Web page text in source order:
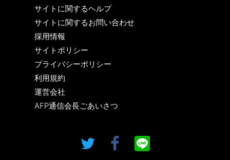
サイトに関するヘルプ
サイトに関するお問い合わせ
採用情報
サイトポリシー
プライバシーポリシー
利用規約
運営会社
AFP通信会長ごあいさつ